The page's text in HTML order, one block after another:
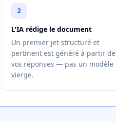
2
L'IA rédige le document
Un premier jet structuré et
pertinent est généré à partir de
vos réponses — pas un modèle
vierge.